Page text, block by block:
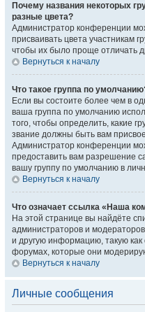
Почему названия некоторых
разные цвета?
Администратор конференции
присваивать цвета участникам
чтобы их было проще отличать
Вернуться к началу
Что такое группа по
Если вы состоите более чем в
ваша группа по умолчанию
того, чтобы определить, какие
звание должны быть вам
Администратор конференции
предоставить вам разрешение
вашу группу по умолчанию в
Вернуться к началу
Что означает ссылка «Наша
На этой странице вы найдёте
администраторов и
и другую информацию, такую как
форумах, которые они
Вернуться к началу
Личные сообщения